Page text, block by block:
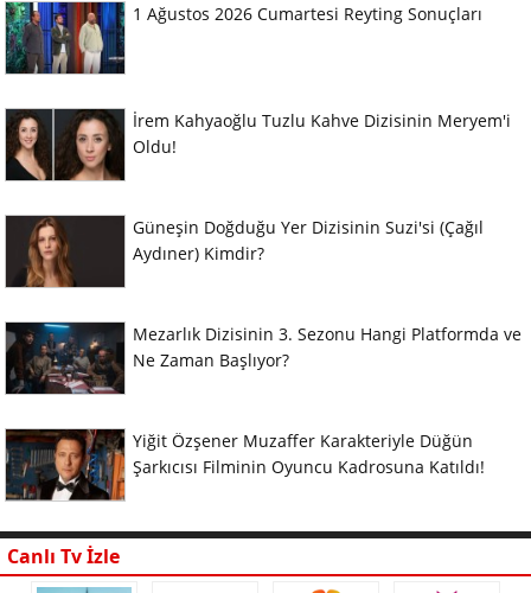
1 Ağustos 2026 Cumartesi Reyting Sonuçları
İrem Kahyaoğlu Tuzlu Kahve Dizisinin Meryem'i
Oldu!
Güneşin Doğduğu Yer Dizisinin Suzi'si (Çağıl
Aydıner) Kimdir?
Mezarlık Dizisinin 3. Sezonu Hangi Platformda ve
Ne Zaman Başlıyor?
Yiğit Özşener Muzaffer Karakteriyle Düğün
Şarkıcısı Filminin Oyuncu Kadrosuna Katıldı!
Canlı Tv İzle